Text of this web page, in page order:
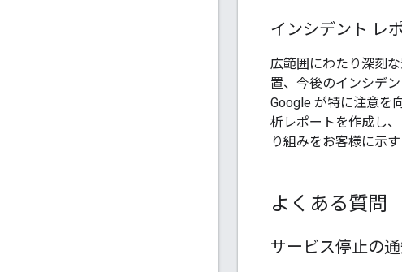
インシデント レ
広範囲にわたり深刻
置、今後のインシデ
Google が特に注意を
析レポートを作成し
り組みをお客様に示す
よくある質問
サービス停止の